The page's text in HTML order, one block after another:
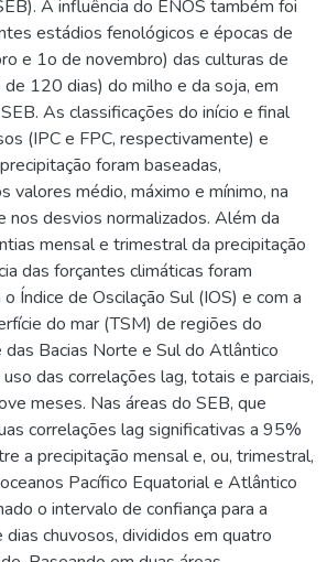
A influência do ENOS também foi
estádios fenológicos e épocas de
e 1o de novembro) das culturas de
de 120 dias) do milho e da soja, em
As classificações do início e final
(IPC e FPC, respectivamente) e
foram baseadas,
valores médio, máximo e mínimo, na
nos desvios normalizados. Além da
mensal e trimestral da precipitação
das forçantes climáticas foram
Índice de Oscilação Sul (IOS) e com a
do mar (TSM) de regiões do
das Bacias Norte e Sul do Atlântico
das correlações lag, totais e parciais,
meses. Nas áreas do SEB, que
correlações lag significativas a 95%
a precipitação mensal e, ou, trimestral,
Pacífico Equatorial e Atlântico
o intervalo de confiança para a
chuvosos, divididos em quatro